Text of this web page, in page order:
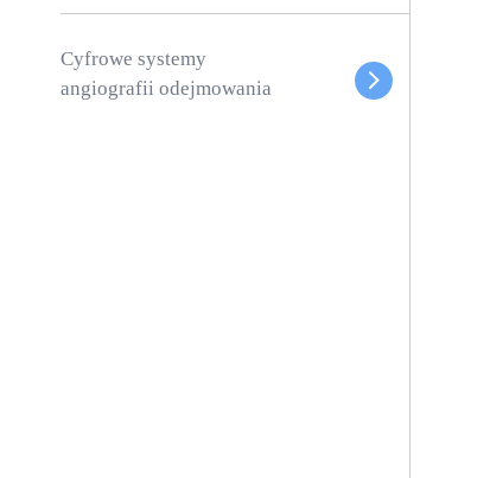
Cyfrowe systemy
angiografii odejmowania